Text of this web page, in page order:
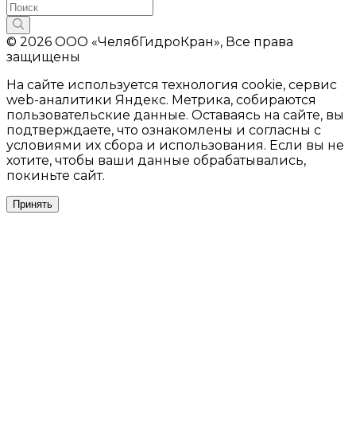
© 2026 ООО «ЧелябГидроКран», Все права
защищены
На сайте используется технология cookie, сервис
web-аналитики Яндекс. Метрика, собираются
пользовательские данные. Оставаясь на сайте, вы
подтверждаете, что ознакомлены и согласны с
условиями их сбора и использования. Если вы не
хотите, чтобы ваши данные обрабатывались,
покиньте сайт.
Принять